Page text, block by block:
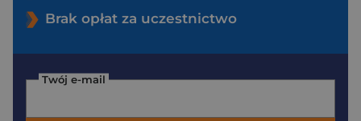
Brak opłat za uczestnictwo
Twój e-mail